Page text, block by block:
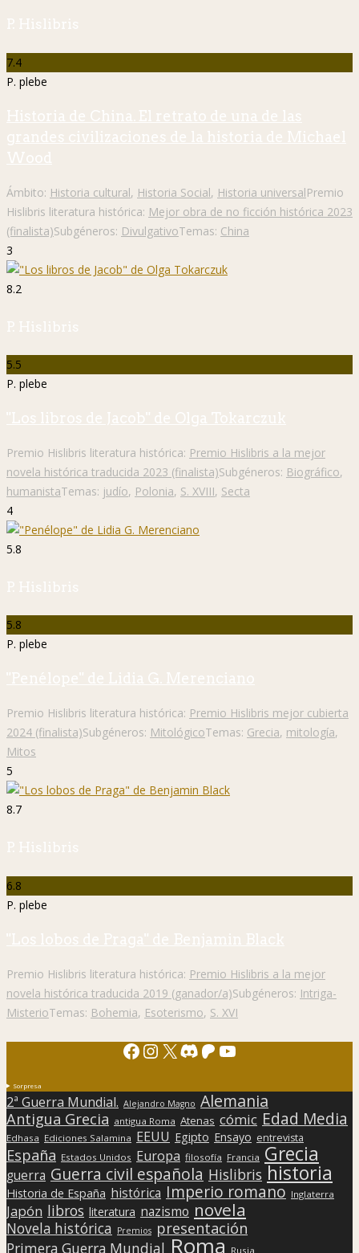
P. Hislibris
7.4
P. plebe
Historia de China. El retrato de una de las
grandes civilizaciones de la historia de Michael
Wood
Ámbito: Historia cultural, Historia Social, Historia universalPremio
Hislibris literatura histórica: Mejor obra de no ficción histórica 2023
(finalista)Subgéneros: DivulgativoTemas: China
3
8.2
P. Hislibris
5.5
P. plebe
"Los libros de Jacob" de Olga Tokarczuk
Premio Hislibris literatura histórica: Premio Hislibris a la mejor
novela histórica traducida 2023 (finalista)Subgéneros: Biográfico,
humanistaTemas: judío, Polonia, S. XVIII, Secta
4
5.8
P. Hislibris
5.8
P. plebe
"Penélope" de Lidia G. Merenciano
Premio Hislibris literatura histórica: Premio Hislibris mejor cubierta
2024 (finalista)Subgéneros: MitológicoTemas: Grecia, mitología,
Mitos
5
8.7
P. Hislibris
6.8
P. plebe
"Los lobos de Praga" de Benjamin Black
Premio Hislibris literatura histórica: Premio Hislibris a la mejor
novela histórica traducida 2019 (ganador/a)Subgéneros: Intriga-
MisterioTemas: Bohemia, Esoterismo, S. XVI
Facebook
Instagram
X Discord
Patreon
YouTube
Sorpresa
2ª Guerra Mundial. Alejandro Magno Alemania
Antigua Grecia antigua Roma Atenas cómic Edad Media
Edhasa Ediciones Salamina EEUU Egipto Ensayo entrevista
España Estados Unidos Europa filosofía Francia Grecia
guerra Guerra civil española Hislibris historia
Historia de España histórica Imperio romano Inglaterra
Japón libros literatura nazismo novela
Novela histórica Premios presentación
Primera Guerra Mundial Roma Rusia